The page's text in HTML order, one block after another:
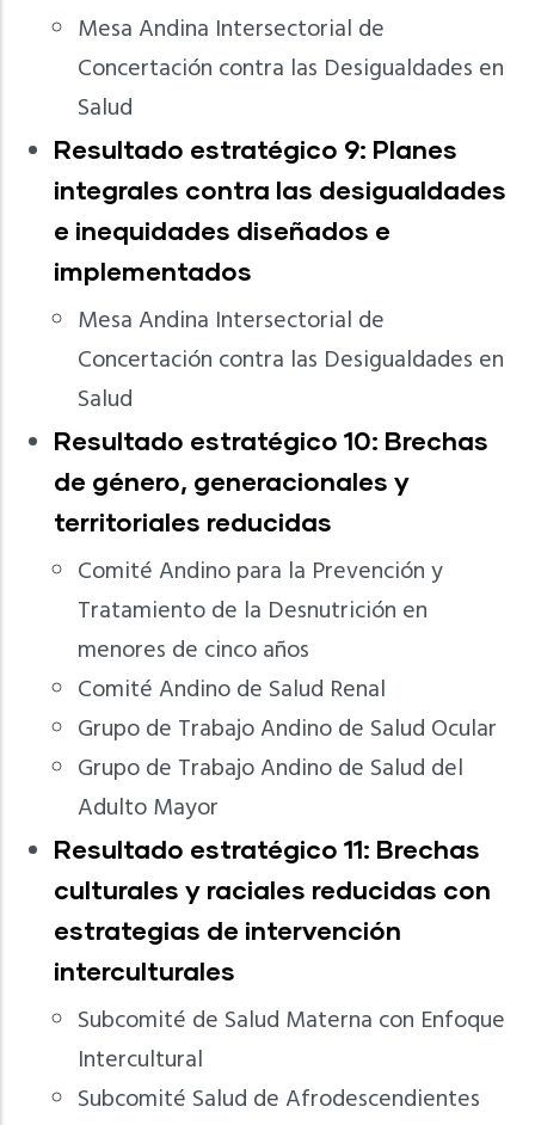
Mesa Andina Intersectorial de
Concertación contra las Desigualdades en
Salud
Resultado estratégico 9: Planes
integrales contra las desigualdades
e inequidades diseñados e
implementados
Mesa Andina Intersectorial de
Concertación contra las Desigualdades en
Salud
Resultado estratégico 10: Brechas
de género, generacionales y
territoriales reducidas
Comité Andino para la Prevención y
Tratamiento de la Desnutrición en
menores de cinco años
Comité Andino de Salud Renal
Grupo de Trabajo Andino de Salud Ocular
Grupo de Trabajo Andino de Salud del
Adulto Mayor
Resultado estratégico 11: Brechas
culturales y raciales reducidas con
estrategias de intervención
interculturales
Subcomité de Salud Materna con Enfoque
Intercultural
Subcomité Salud de Afrodescendientes